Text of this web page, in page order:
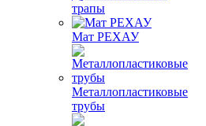
трапы
Мат РЕХАУ
Металлопластиковые
трубы